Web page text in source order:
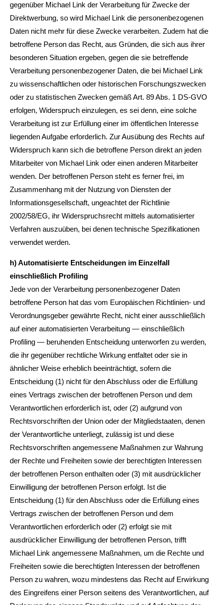
gegenüber Michael Link der Verarbeitung für Zwecke der
Direktwerbung, so wird Michael Link die personenbezogenen
Daten nicht mehr für diese Zwecke verarbeiten. Zudem hat die
betroffene Person das Recht, aus Gründen, die sich aus ihrer
besonderen Situation ergeben, gegen die sie betreffende
Verarbeitung personenbezogener Daten, die bei Michael Link
zu wissenschaftlichen oder historischen Forschungszwecken
oder zu statistischen Zwecken gemäß Art. 89 Abs. 1 DS-GVO
erfolgen, Widerspruch einzulegen, es sei denn, eine solche
Verarbeitung ist zur Erfüllung einer im öffentlichen Interesse
liegenden Aufgabe erforderlich. Zur Ausübung des Rechts auf
Widerspruch kann sich die betroffene Person direkt an jeden
Mitarbeiter von Michael Link oder einen anderen Mitarbeiter
wenden. Der betroffenen Person steht es ferner frei, im
Zusammenhang mit der Nutzung von Diensten der
Informationsgesellschaft, ungeachtet der Richtlinie
2002/58/EG, ihr Widerspruchsrecht mittels automatisierter
Verfahren auszuüben, bei denen technische Spezifikationen
verwendet werden.
h) Automatisierte Entscheidungen im Einzelfall
einschließlich Profiling
Jede von der Verarbeitung personenbezogener Daten
betroffene Person hat das vom Europäischen Richtlinien- und
Verordnungsgeber gewährte Recht, nicht einer ausschließlich
auf einer automatisierten Verarbeitung — einschließlich
Profiling — beruhenden Entscheidung unterworfen zu werden,
die ihr gegenüber rechtliche Wirkung entfaltet oder sie in
ähnlicher Weise erheblich beeinträchtigt, sofern die
Entscheidung (1) nicht für den Abschluss oder die Erfüllung
eines Vertrags zwischen der betroffenen Person und dem
Verantwortlichen erforderlich ist, oder (2) aufgrund von
Rechtsvorschriften der Union oder der Mitgliedstaaten, denen
der Verantwortliche unterliegt, zulässig ist und diese
Rechtsvorschriften angemessene Maßnahmen zur Wahrung
der Rechte und Freiheiten sowie der berechtigten Interessen
der betroffenen Person enthalten oder (3) mit ausdrücklicher
Einwilligung der betroffenen Person erfolgt. Ist die
Entscheidung (1) für den Abschluss oder die Erfüllung eines
Vertrags zwischen der betroffenen Person und dem
Verantwortlichen erforderlich oder (2) erfolgt sie mit
ausdrücklicher Einwilligung der betroffenen Person, trifft
Michael Link angemessene Maßnahmen, um die Rechte und
Freiheiten sowie die berechtigten Interessen der betroffenen
Person zu wahren, wozu mindestens das Recht auf Erwirkung
des Eingreifens einer Person seitens des Verantwortlichen, auf